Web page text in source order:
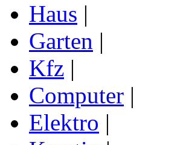
Haus |
Garten |
Kfz |
Computer |
Elektro |